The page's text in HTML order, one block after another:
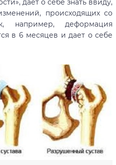
дает о себе знать ввиду,
происходящих со
например, деформация
в 6 месяцев и дает о себе